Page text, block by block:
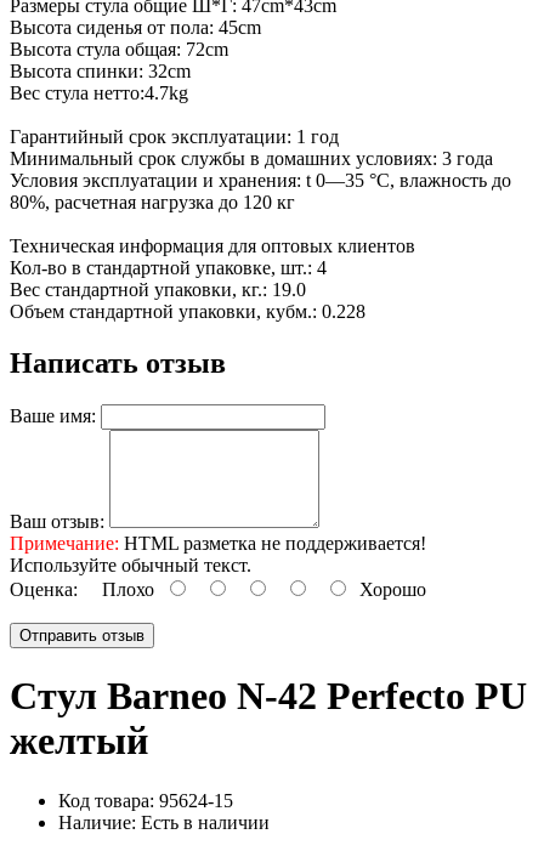
Размеры стула общие Ш*Г: 47cm*43cm
Высота сиденья от пола: 45cm
Высота стула общая: 72cm
Высота спинки: 32cm
Вес стула нетто:4.7kg
Гарантийный срок эксплуатации: 1 год
Минимальный срок службы в домашних условиях: 3 года
Условия эксплуатации и хранения: t 0—35 °С, влажность до
80%, расчетная нагрузка до 120 кг
Техническая информация для оптовых клиентов
Кол-во в стандартной упаковке, шт.: 4
Вес стандартной упаковки, кг.: 19.0
Объем стандартной упаковки, кубм.: 0.228
Написать отзыв
Ваше имя:
Ваш отзыв:
Примечание: HTML разметка не поддерживается!
Используйте обычный текст.
Оценка: Плохо Хорошо
Отправить отзыв
Стул Barneo N-42 Perfecto PU
желтый
Код товара: 95624-15
Наличие: Есть в наличии